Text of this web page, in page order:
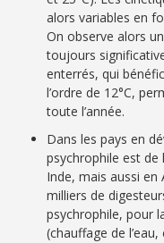
alors variables en
On observe alors
toujours
enterrés, qui
l’ordre de 12°C,
toute l’année.
Dans les pays en
psychrophile est de
Inde, mais aussi en
milliers de
psychrophile, pour
(chauffage de